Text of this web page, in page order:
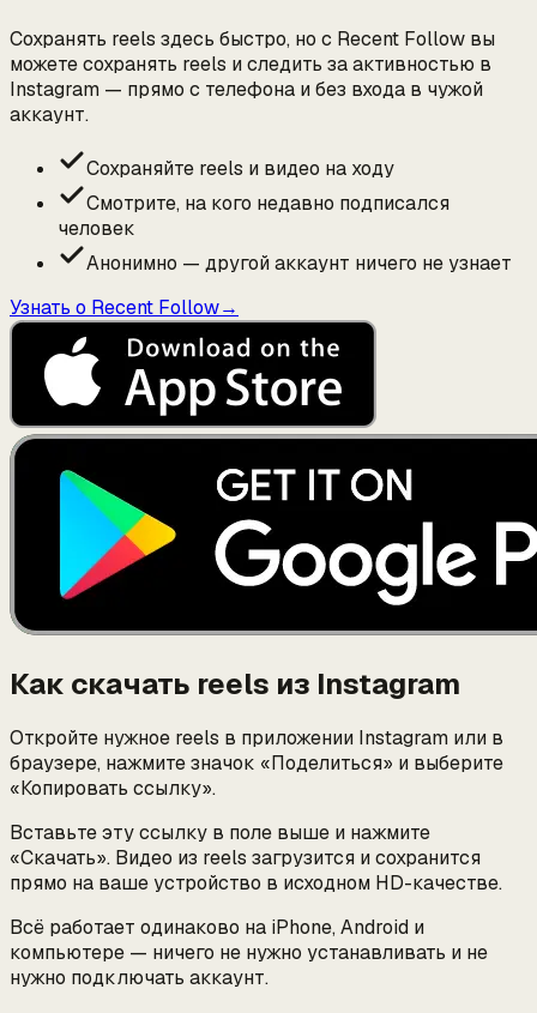
Сохранять reels здесь быстро, но с Recent Follow вы
можете сохранять reels и следить за активностью в
Instagram — прямо с телефона и без входа в чужой
аккаунт.
Сохраняйте reels и видео на ходу
Смотрите, на кого недавно подписался
человек
Анонимно — другой аккаунт ничего не узнает
Узнать о Recent Follow→
Как скачать reels из Instagram
Откройте нужное reels в приложении Instagram или в
браузере, нажмите значок «Поделиться» и выберите
«Копировать ссылку».
Вставьте эту ссылку в поле выше и нажмите
«Скачать». Видео из reels загрузится и сохранится
прямо на ваше устройство в исходном HD-качестве.
Всё работает одинаково на iPhone, Android и
компьютере — ничего не нужно устанавливать и не
нужно подключать аккаунт.